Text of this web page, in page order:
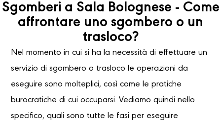
Sgomberi a Sala Bolognese - Come
affrontare uno sgombero o un
trasloco?
Nel momento in cui si ha la necessità di effettuare un
servizio di sgombero o trasloco le operazioni da
eseguire sono molteplici, così come le pratiche
burocratiche di cui occuparsi. Vediamo quindi nello
specifico, quali sono tutte le fasi per eseguire